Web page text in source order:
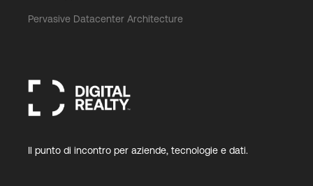
Pervasive Datacenter Architecture
Il punto di incontro per aziende, tecnologie e dati.